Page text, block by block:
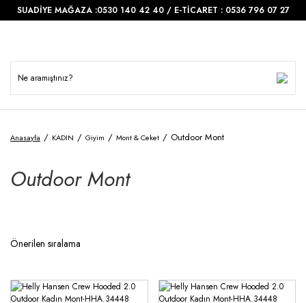
SUADİYE MAĞAZA :0530 140 42 40 / E-TİCARET : 0536 796 07 27
Anasayfa KADIN Giyim Mont & Ceket Outdoor Mont
Outdoor Mont